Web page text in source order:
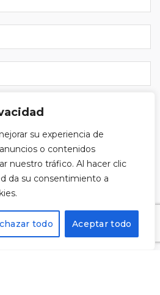
su experiencia de
o contenidos
nuestro tráfico. Al hacer clic
da su consentimiento a
todo Aceptar todo
de privacitat